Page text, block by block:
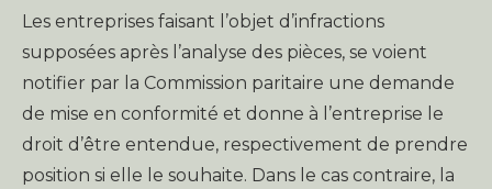
Les entreprises faisant l’objet d’infractions
supposées après l’analyse des pièces, se voient
notifier par la Commission paritaire une demande
de mise en conformité et donne à l’entreprise le
droit d’être entendue, respectivement de prendre
position si elle le souhaite. Dans le cas contraire, la